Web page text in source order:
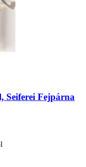
Seiferei Fejpárna